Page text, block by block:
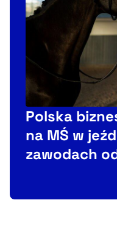
Polska
na MŚ w
zawodach